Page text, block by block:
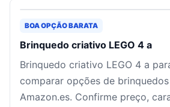
BOA OPÇÃO BARATA
Brinquedo criativo LEGO 4 a
Brinquedo criativo LEGO 4 a
comparar opções de
Amazon.es. Confirme preço,